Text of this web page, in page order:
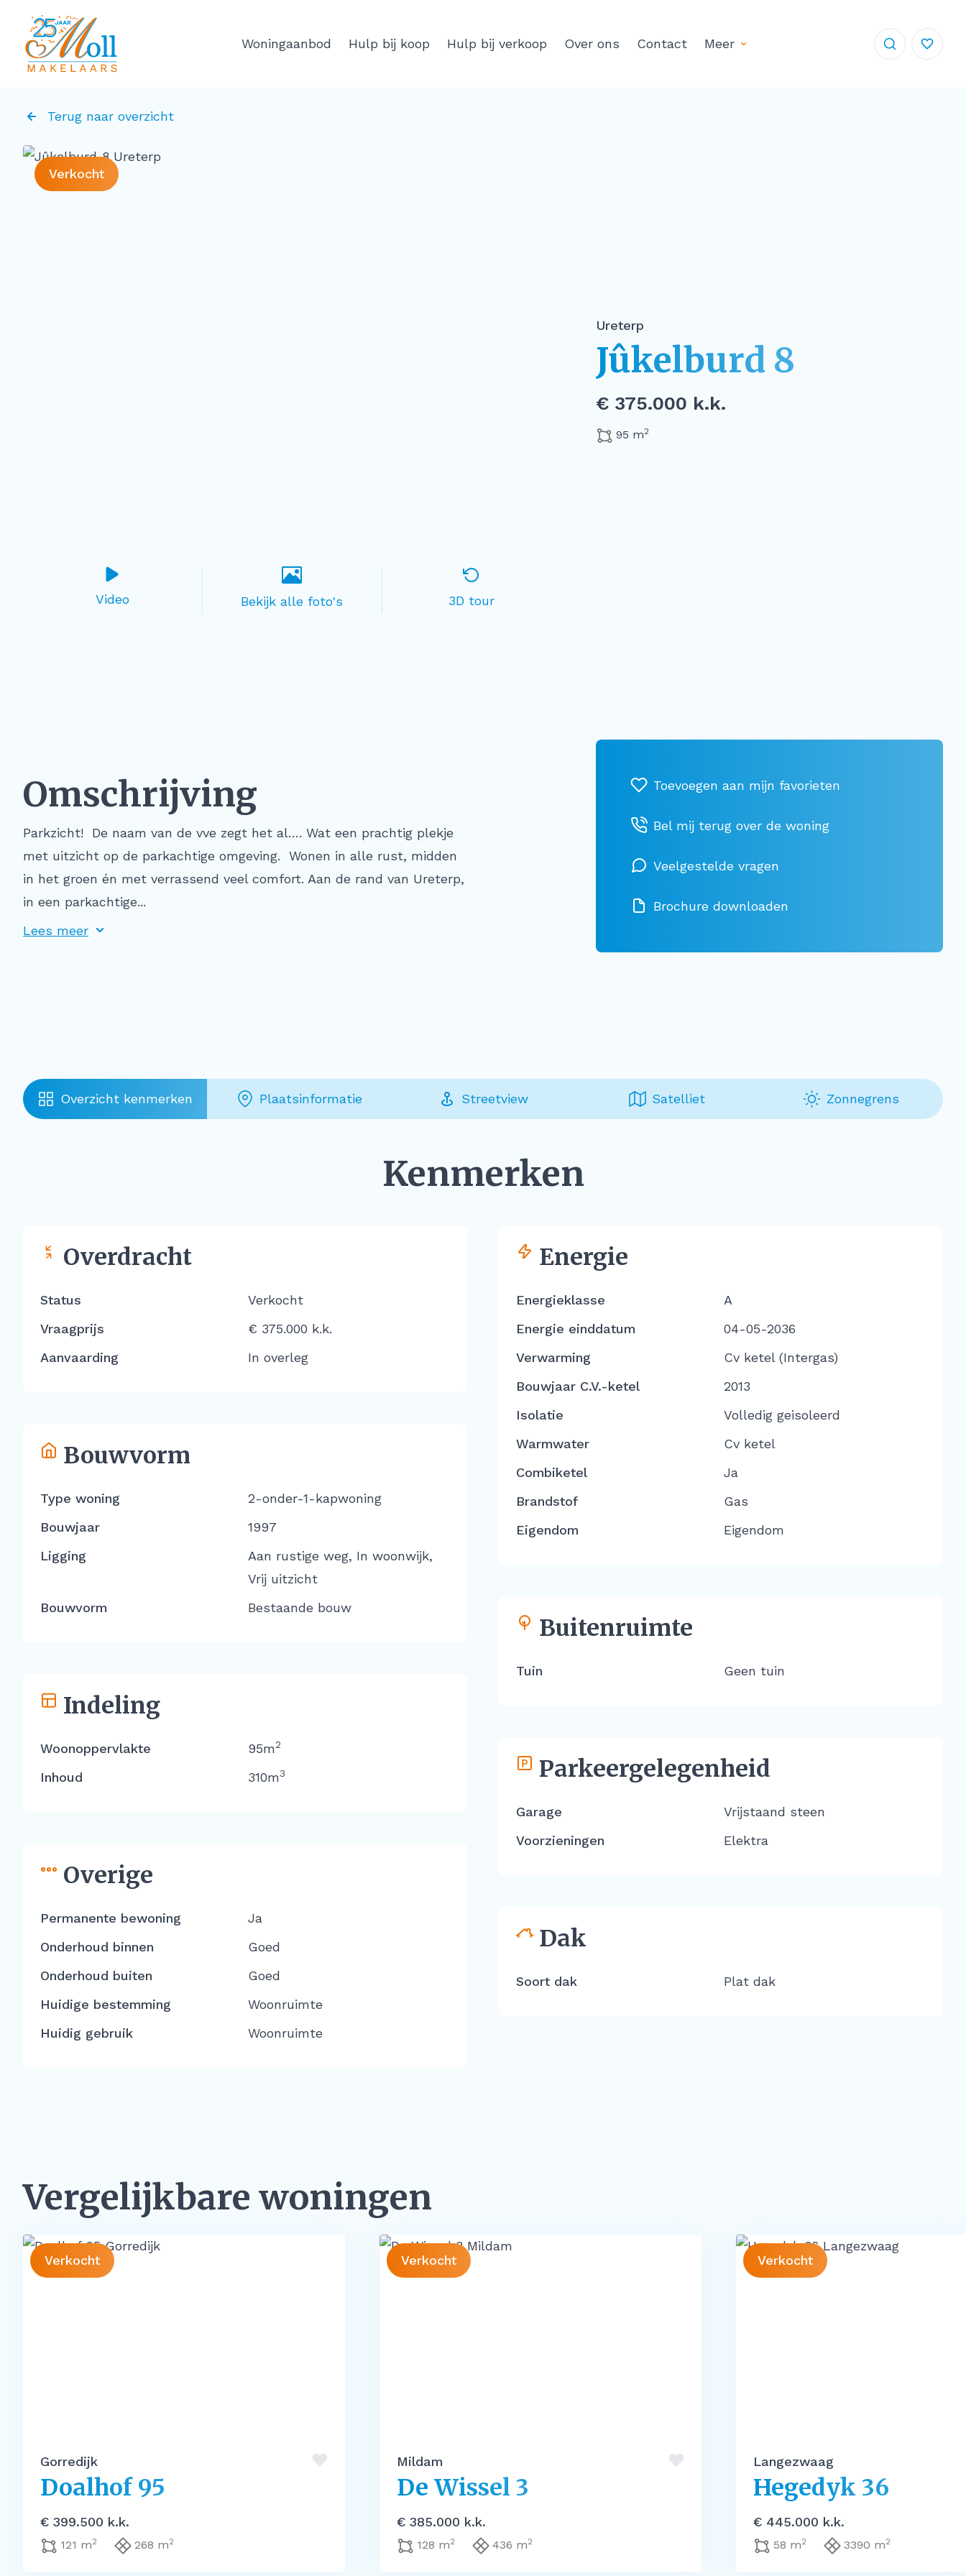
Woningaanbod Hulp bij koop Hulp bij verkoop Over ons Contact Meer
Terug naar overzicht
Verkocht
Video 3D tour
Ureterp
Jûkelburd 8
€ 375.000 k.k.
95 m2
Omschrijving
Parkzicht! De naam van de vve zegt het al…. Wat een prachtig plekje
met uitzicht op de parkachtige omgeving. Wonen in alle rust, midden
in het groen én met verrassend veel comfort. Aan de rand van Ureterp,
in een parkachtige...
Lees meer
Bel mij terug over de woning
Veelgestelde vragen
Brochure downloaden
Overzicht kenmerken Plaatsinformatie Streetview Satelliet Zonnegrens
Kenmerken
Overdracht
Status
Verkocht
Vraagprijs
€ 375.000 k.k.
Aanvaarding
In overleg
Bouwvorm
Type woning
2-onder-1-kapwoning
Bouwjaar
1997
Ligging
Aan rustige weg, In woonwijk,
Vrij uitzicht
Bouwvorm
Bestaande bouw
Indeling
Woonoppervlakte 95m2
Inhoud 310m3
Overige
Permanente bewoning
Ja
Onderhoud binnen
Goed
Onderhoud buiten
Goed
Huidige bestemming
Woonruimte
Huidig gebruik
Woonruimte
Energie
Energieklasse
A
Energie einddatum
04-05-2036
Verwarming
Cv ketel (Intergas)
Bouwjaar C.V.-ketel
2013
Isolatie
Volledig geisoleerd
Warmwater
Cv ketel
Combiketel
Ja
Brandstof
Gas
Eigendom
Eigendom
Buitenruimte
Tuin Geen tuin
Parkeergelegenheid
Garage
Vrijstaand steen
Voorzieningen
Elektra
Dak
Soort dak Plat dak
Vergelijkbare woningen
Verkocht
Gorredijk
Doalhof 95
€ 399.500 k.k.
121 m2 268 m2
Verkocht
Mildam
De Wissel 3
€ 385.000 k.k.
128 m2 436 m2
Verkocht
Langezwaag
Hegedyk 36
€ 445.000 k.k.
58 m2 3390 m2